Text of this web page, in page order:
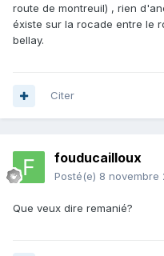
route de montreuil) , rien
éxiste sur la rocade entre le
bellay.
Citer
fouducailloux
Posté(e) 8 novembre
Que veux dire remanié?